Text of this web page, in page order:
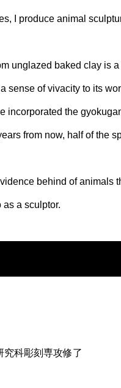
I produce animal
unglazed baked clay is
sense of vivacity to its
incorporated the
from now, half of the
behind of animals
as a sculptor.
究科彫刻専攻修了